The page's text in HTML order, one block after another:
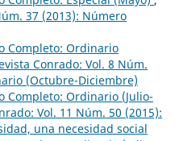
37 (2013): Número
Completo: Ordinario
Conrado: Vol. 8 Núm.
(Octubre-Diciembre)
Completo: Ordinario (Julio-
Vol. 11 Núm. 50 (2015):
una necesidad social